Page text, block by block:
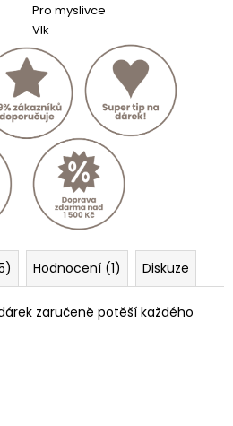
Pro myslivce
Vlk
Hodnocení (1) Diskuze
zaručeně potěší každého